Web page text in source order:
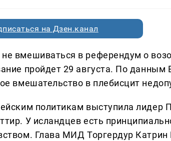
на Дзен.канал
вмешиваться в референдум о
пройдет 29 августа. По данным
вмешательство в плебисцит
политикам выступила лидер
У исландцев есть
Глава МИД Торгердур Катрин